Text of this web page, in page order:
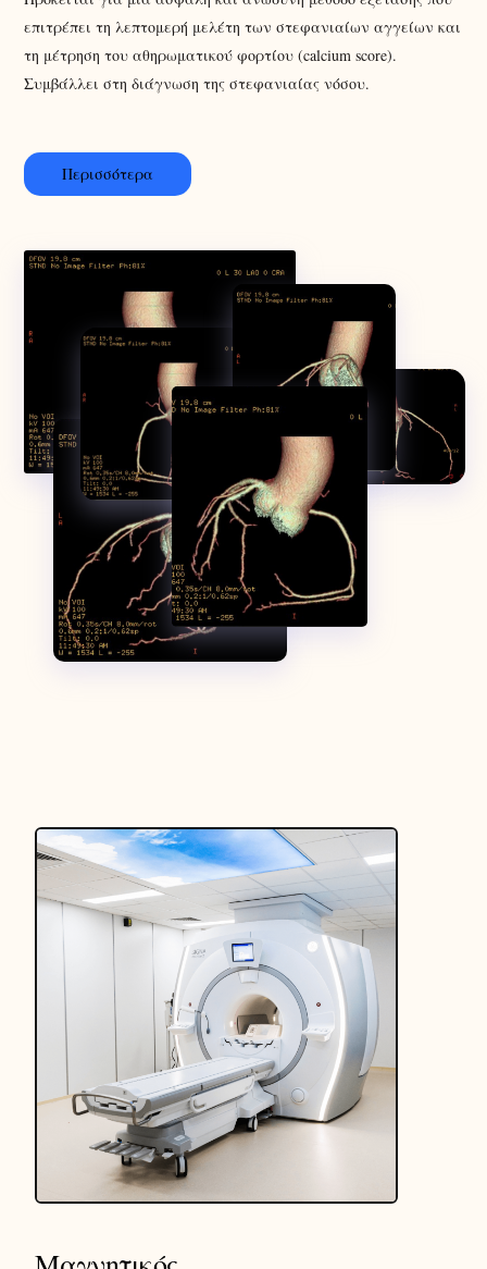
επιτρέπει τη λεπτομερή μελέτη των στεφανιαίων αγγείων και
τη μέτρηση τουαθηρωματικού φορτίου (calcium score).
Συμβάλλει στη διάγνωση της στεφανιαίας νόσου.
Περισσότερα